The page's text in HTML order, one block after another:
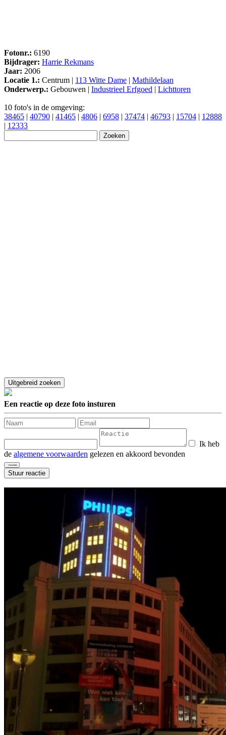
Fotonr.: 6190
Bijdrager: Harrie Rekmans
Jaar: 2006
Locatie 1.: Centrum | 113 Witte Dame | Mathildelaan
Onderwerp.: Gebouwen | Industrieel Erfgoed | Lichttoren
10 foto's in de omgeving:
38465 | 40790 | 41465 | 4806 | 6958 | 37474 | 46793 | 15704 | 12888
| 12333
Een reactie op deze foto insturen
Ik heb
de algemene voorwaarden gelezen en akkoord bevonden